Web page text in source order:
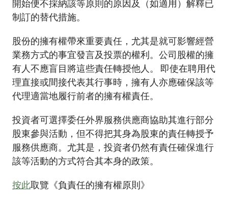
開始便不採納該等原則的原因及（如適用）解釋已
制訂的替代措施。
股份的擁有權帶來重要責任，尤其是就可影響經營
業務方式的事宜發言及投票的權利。公司股權的擁
有人不應盲目將這些責任轉授他人。 即使在聘用代
理直接或間接代表其行事時，擁有人亦應確保該等
代理適當地履行前者的擁有權責任。
投資者可選擇委任外界服務供應商協助其進行部分
股東參與活動，但不得把其身為股東的責任轉授予
服務供應商。尤其是，投資者仍然有責任確保進行
該等活動的方式符合其本身的政策。
按此取覽《負責任的擁有權原則》